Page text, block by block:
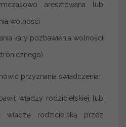
aresztowana lub
wolności
kary pozbawienia wolności
przyznania świadczenia:
władzy rodzicielskiej lub
władzę rodzicielską przez